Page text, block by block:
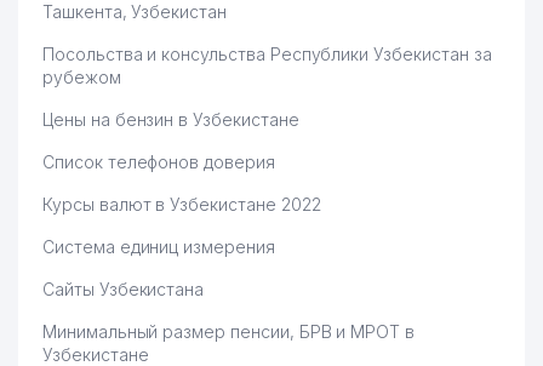
Ташкента, Узбекистан
Посольства и консульства Республики Узбекистан за
рубежом
Цены на бензин в Узбекистане
Список телефонов доверия
Курсы валют в Узбекистане 2022
Система единиц измерения
Сайты Узбекистана
Минимальный размер пенсии, БРВ и МРОТ в
Узбекистане